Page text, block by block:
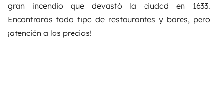
gran incendio que devastó la ciudad en 1633.
Encontrarás todo tipo de restaurantes y bares, pero
¡atención a los precios!